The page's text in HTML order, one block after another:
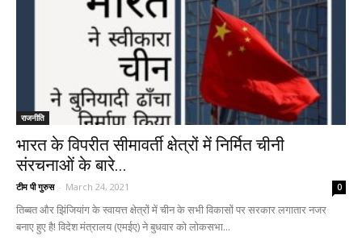
राजनीति
भारत के विपरीत सीमावर्ती क्षेत्रों में निर्मित चीनी
संरचनाओं के बारे...
टीम पी गुरुस - March 24, 2021 0
तिब्बत और झिंजियांग के स्वायत्त क्षेत्रों में चीन के सभी विकासों पर सरकार लगातार नजर
बनाए हुए है! विदेश मंत्रालय (एमईए) ने बुधवार को लोकसभा...